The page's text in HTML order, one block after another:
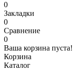
0
Закладки
0
Сравнение
0
Ваша корзина пуста!
Корзина
Каталог